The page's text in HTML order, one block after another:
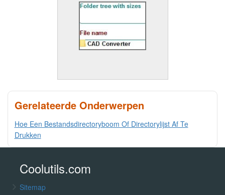
Gerelateerde Onderwerpen
Hoe Een Bestandsdirectoryboom Of Directorylijst Af Te
Drukken
Coolutils.com
Sitemap